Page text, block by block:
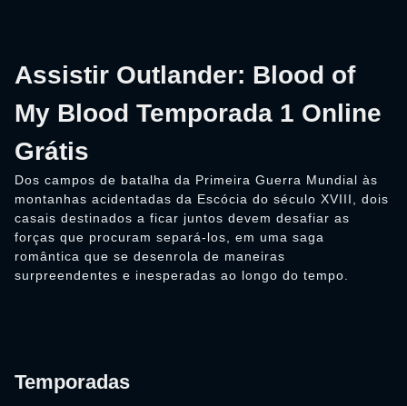
Assistir Outlander: Blood of
My Blood Temporada 1 Online
Grátis
Dos campos de batalha da Primeira Guerra Mundial às
montanhas acidentadas da Escócia do século XVIII, dois
casais destinados a ficar juntos devem desafiar as
forças que procuram separá-los, em uma saga
romântica que se desenrola de maneiras
surpreendentes e inesperadas ao longo do tempo.
Temporadas